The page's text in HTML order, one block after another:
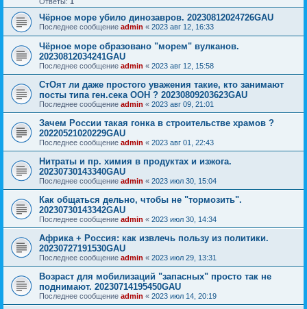
Чёрное море убило динозавров. 20230812024726GAU
Последнее сообщение admin « 2023 авг 12, 16:33
Чёрное море образовано "морем" вулканов.
20230812034241GAU
Последнее сообщение admin « 2023 авг 12, 15:58
СтОят ли даже простого уважения такие, кто занимают
посты типа ген.сека ООН ? 20230809203623GAU
Последнее сообщение admin « 2023 авг 09, 21:01
Зачем России такая гонка в строительстве храмов ?
20220521020229GAU
Последнее сообщение admin « 2023 авг 01, 22:43
Нитраты и пр. химия в продуктах и изжога.
20230730143340GAU
Последнее сообщение admin « 2023 июл 30, 15:04
Как общаться дельно, чтобы не "тормозить".
20230730143342GAU
Последнее сообщение admin « 2023 июл 30, 14:34
Африка + Россия: как извлечь пользу из политики.
20230727191530GAU
Последнее сообщение admin « 2023 июл 29, 13:31
Возраст для мобилизаций "запасных" просто так не
поднимают. 20230714195450GAU
Последнее сообщение admin « 2023 июл 14, 20:19